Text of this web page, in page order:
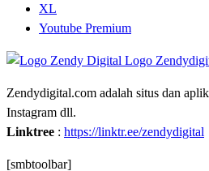
XL
Youtube Premium
Zendydigital.com adalah situs dan
Instagram dll.
Linktree : https://linktr.ee/zendydigital
[smbtoolbar]